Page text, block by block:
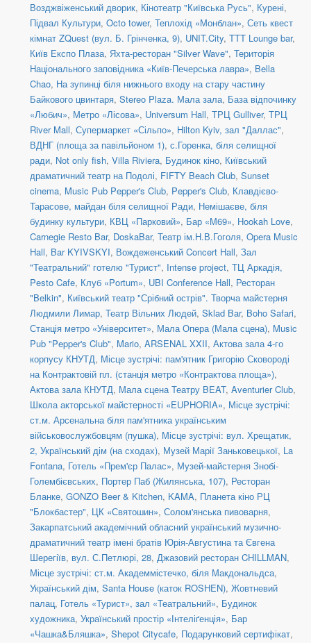
Возджвіженський дворик, Кінотеатр "Київська Русь", Курені,
Підвал Культури, Octo tower, Теплохід «Монблан», Сеть квест
кімнат ZQuest (вул. Б. Грінченка, 9), UNIT.City, TTT Lounge bar,
Київ Експо Плаза, Яхта-ресторан "Silver Wave", Територія
Національного заповідника «Київ-Печерська лавра», Bella
Chao, На зупинці біля нижнього входу на стару частину
Байкового цвинтаря, Stereo Plaza. Мала зала, База відпочинку
«Любич», Метро «Лісова», Universum Hall, ТРЦ Gulliver, ТРЦ
River Mall, Супермаркет «Сільпо», Hilton Kyiv, зал "Даллас",
ВДНГ (площа за павільйоном 1), с.Горенка, біля селищної
ради, Not only fish, Villa Riviera, Будинок кіно, Київський
драматичний театр на Подолі, FIFTY Beach Club, Sunset
cinema, Music Pub Pepper's Club, Pepper's Club, Клавдієво-
Тарасове, майдан біля селищної Ради, Немішаєве, біля
будинку культури, КВЦ «Парковий», Бар «М69», Hookah Love,
Carnegie Resto Bar, DoskaBar, Театр ім.Н.В.Гоголя, Opera Music
Hall, Bar KYIVSKYI, Вождеженський Concert Hall, Зал
"Театральний" готелю "Турист", Intense project, ТЦ Аркадія,
Pesto Cafe, Клуб «Portum», UBI Conference Hall, Ресторан
"Belkin", Київський театр "Срібний острів". Творча майстерня
Людмили Лимар, Театр Вільних Людей, Sklad Bar, Boho Safari,
Станція метро «Університет», Мала Опера (Мала сцена), Music
Pub "Pepper's Club", Mario, ARSENAL XXII, Актова зала 4-го
корпусу КНУТД, Місце зустрічі: пам'ятник Григорію Сковороді
на Контрактовій пл. (станція метро «Контрактова площа»),
Актова зала КНУТД, Мала сцена Театру BEAT, Aventurier Club,
Школа акторської майстерності «EUPHORIA», Місце зустрічі:
ст.м. Арсенальна біля пам'ятника українським
військовослужбовцям (пушка), Місце зустрічі: вул. Хрещатик,
2, Український дім (на сходах), Музей Марії Заньковецької, La
Fontana, Готель «Прем'єр Палас», Музей-майстерня Знобі-
Голембієвських, Портер Паб (Жилянська, 107), Ресторан
Бланке, GONZO Beer & Kitchen, KAMA, Планета кіно РЦ
"Блокбастер", ЦК «Святошин», Солом'янська пивоварня,
Закарпатський академічний обласний український музично-
драматичний театр імені братів Юрія-Августина та Євгена
Шерегіїв, вул. С.Петлюрі, 28, Джазовий ресторан CHILLMAN,
Місце зустрічі: ст.м. Академмістечко, біля Макдональдса,
Український дім, Santa House (каток ROSHEN), Жовтневий
палац, Готель «Турист», зал «Театральний», Будинок
художника, Український простір «Інтеліґенція», Бар
«Чашка&Бляшка», Shepot Citycafe, Подарунковий сертифікат,